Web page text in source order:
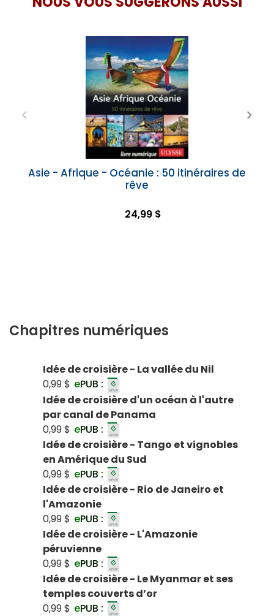
Asie - Afrique - Océanie : 50 itinéraires de
rêve
24,99 $
Chapitres numériques
Idée de croisière - La vallée du Nil
0,99 $ ePUB :
Idée de croisière d'un océan à l'autre
par canal de Panama
0,99 $ ePUB :
Idée de croisière - Tango et vignobles
en Amérique du Sud
0,99 $ ePUB :
Idée de croisière - Rio de Janeiro et
l'Amazonie
0,99 $ ePUB :
Idée de croisière - L'Amazonie
péruvienne
0,99 $ ePUB :
Idée de croisière - Le Myanmar et ses
temples couverts d’or
0,99 $ ePUB :